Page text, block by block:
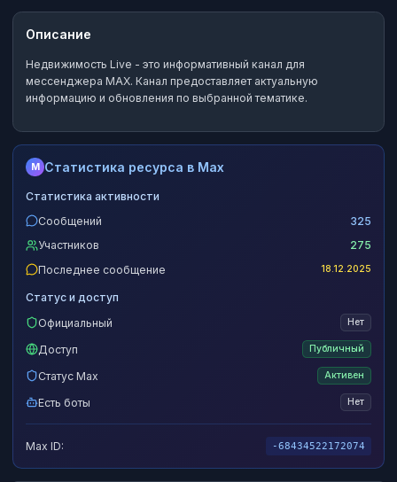
Описание
Недвижимость Live - это информативный канал для
мессенджера MAX. Канал предоставляет актуальную
информацию и обновления по выбранной тематике.
M Статистика ресурса в Max
Статистика активности
Сообщений
325
Участников
275
Последнее сообщение
18.12.2025
Статус и доступ
Официальный
Нет
Доступ Публичный
Статус Max Активен
Есть боты Нет
Max ID: -68434522172074